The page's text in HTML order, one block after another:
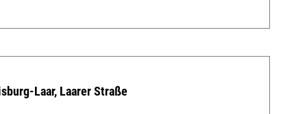
Laar, Laarer Straße